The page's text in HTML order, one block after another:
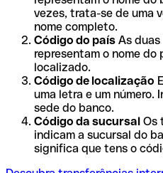
vezes, trata-se de uma
nome completo.
Código do país As
representam o nome do
localizado.
Código de localização
uma letra e um número.
sede do banco.
Código da sucursal Os
indicam a sucursal do
significa que tens o